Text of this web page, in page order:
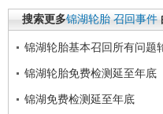
搜索更多锦湖轮胎 召回事件
锦湖轮胎基本召回所有问题
锦湖轮胎免费检测延至年底
锦湖免费检测延至年底